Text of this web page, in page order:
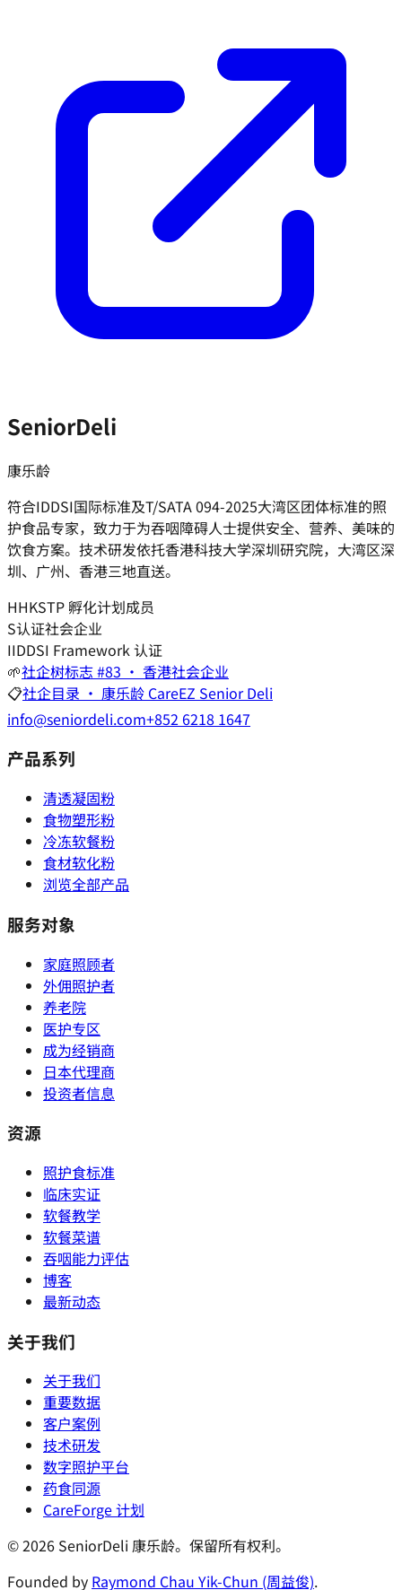
SeniorDeli
康乐龄
符合IDDSI国际标准及T/SATA 094-2025大湾区团体标准的照
护食品专家，致力于为吞咽障碍人士提供安全、营养、美味的
饮食方案。技术研发依托香港科技大学深圳研究院，大湾区深
圳、广州、香港三地直送。
HHKSTP 孵化计划成员
S认证社会企业
IIDDSI Framework 认证
🌱社企树标志 #83 · 香港社会企业
📋社企目录 · 康乐龄 CareEZ Senior Deli
info@seniordeli.com+852 6218 1647
产品系列
清透凝固粉
食物塑形粉
冷冻软餐粉
食材软化粉
浏览全部产品
服务对象
家庭照顾者
外佣照护者
养老院
医护专区
成为经销商
日本代理商
投资者信息
资源
照护食标准
临床实证
软餐教学
软餐菜谱
吞咽能力评估
博客
最新动态
关于我们
关于我们
重要数据
客户案例
技术研发
数字照护平台
药食同源
CareForge 计划
© 2026 SeniorDeli 康乐龄。保留所有权利。
Founded by Raymond Chau Yik-Chun (周益俊).